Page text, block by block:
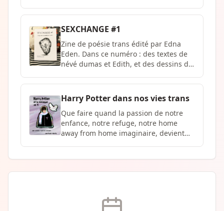
SEXCHANGE #1
Zine de poésie trans édité par Edna
Eden. Dans ce numéro : des textes de
névé dumas et Edith, et des dessins de
Harry Potter dans nos vies trans
Que faire quand la passion de notre
enfance, notre refuge, notre home
away from home imaginaire, devient
Potter. Nous avons demandé à nos
l'ostracisme, la nostalgie, vous allez